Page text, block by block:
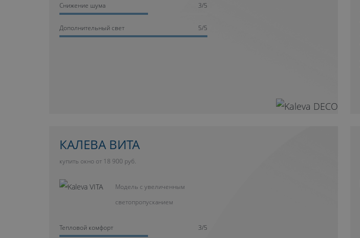
Cнижение шума 3/5
Дополнительный свет 5/5
КАЛЕВА ВИТА
купить окно от 18 900 руб.
Модель с увеличенным
светопропусканием
Тепловой комфорт 3/5